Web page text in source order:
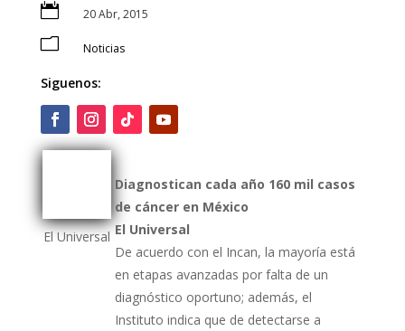
 20 Abr, 2015
m Noticias
Siguenos:
El Universal
Diagnostican cada año 160 mil casos
de cáncer en México
El Universal
De acuerdo con el Incan, la mayoría está
en etapas avanzadas por falta de un
diagnóstico oportuno; además, el
Instituto indica que de detectarse a